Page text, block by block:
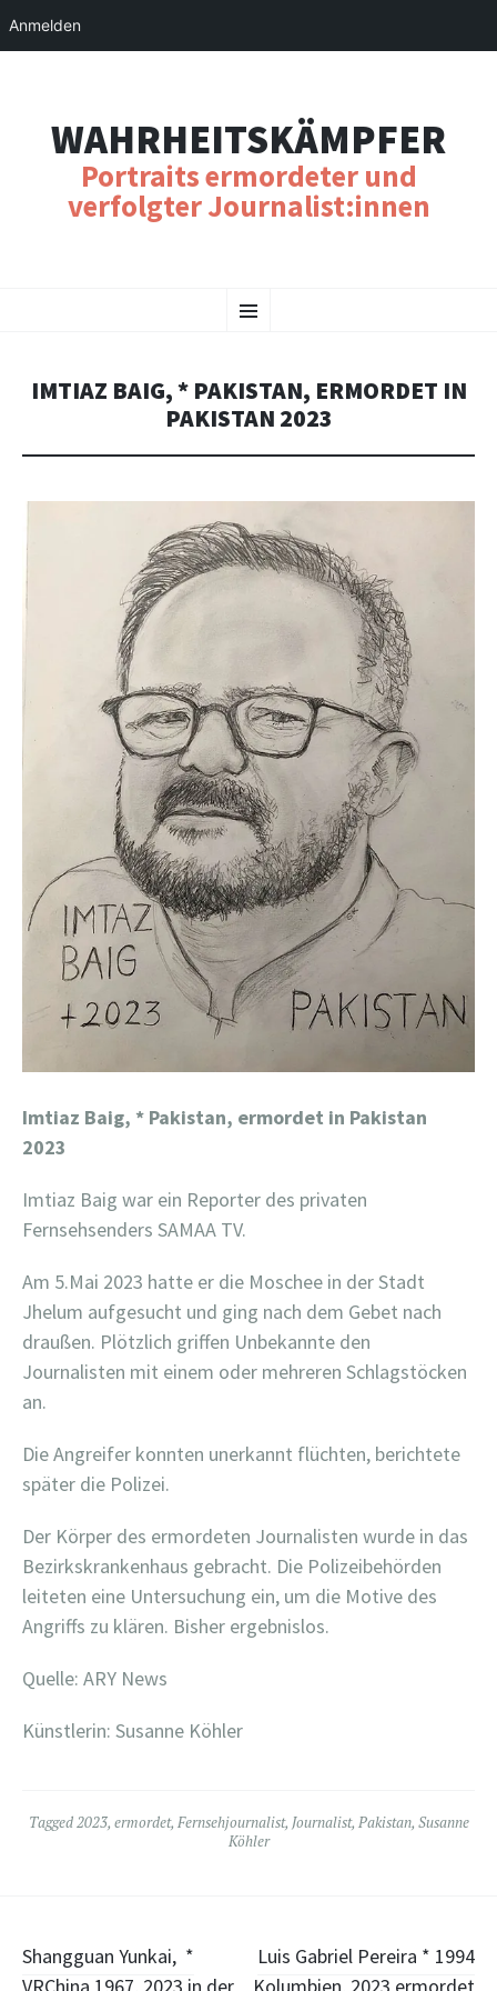
WAHRHEITSKÄMPFER
Portraits ermordeter und
verfolgter Journalist:innen
Menu
TO
IMTIAZ BAIG, * PAKISTAN, ERMORDET IN
PAKISTAN 2023
Imtiaz Baig, * Pakistan, ermordet in Pakistan
2023
Imtiaz Baig war ein Reporter des privaten
Fernsehsenders SAMAA TV.
Am 5.Mai 2023 hatte er die Moschee in der Stadt
Jhelum aufgesucht und ging nach dem Gebet nach
draußen. Plötzlich griffen Unbekannte den
Journalisten mit einem oder mehreren Schlagstöcken
an.
Die Angreifer konnten unerkannt flüchten, berichtete
später die Polizei.
Der Körper des ermordeten Journalisten wurde in das
Bezirkskrankenhaus gebracht. Die Polizeibehörden
leiteten eine Untersuchung ein, um die Motive des
Angriffs zu klären. Bisher ergebnislos.
Quelle: ARY News
Künstlerin: Susanne Köhler
Tagged2023, ermordet, Fernsehjournalist, Journalist, Pakistan, Susanne
Köhler
Post
Shangguan Yunkai, *
Luis Gabriel Pereira * 1994
Anmelden